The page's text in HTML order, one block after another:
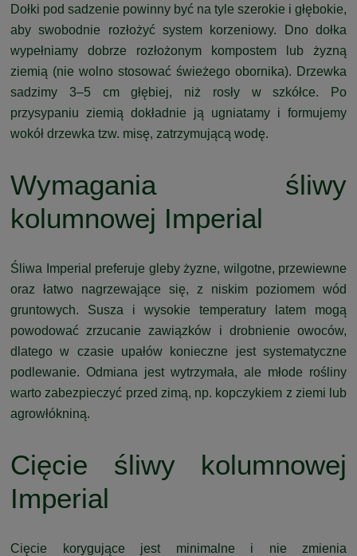
Dołki pod sadzenie powinny być na tyle szerokie i głębokie,
aby swobodnie rozłożyć system korzeniowy. Dno dołka
wypełniamy dobrze rozłożonym kompostem lub żyzną
ziemią (nie wolno stosować świeżego obornika). Drzewka
sadzimy 3–5 cm głębiej, niż rosły w szkółce. Po
przysypaniu ziemią dokładnie ją ugniatamy i formujemy
wokół drzewka tzw. misę, zatrzymującą wodę.
Wymagania śliwy
kolumnowej Imperial
Śliwa Imperial preferuje gleby żyzne, wilgotne, przewiewne
oraz łatwo nagrzewające się, z niskim poziomem wód
gruntowych. Susza i wysokie temperatury latem mogą
powodować zrzucanie zawiązków i drobnienie owoców,
dlatego w czasie upałów konieczne jest systematyczne
podlewanie. Odmiana jest wytrzymała, ale młode rośliny
warto zabezpieczyć przed zimą, np. kopczykiem z ziemi lub
agrowłókniną.
Cięcie śliwy kolumnowej
Imperial
Cięcie korygujące jest minimalne i nie zmienia